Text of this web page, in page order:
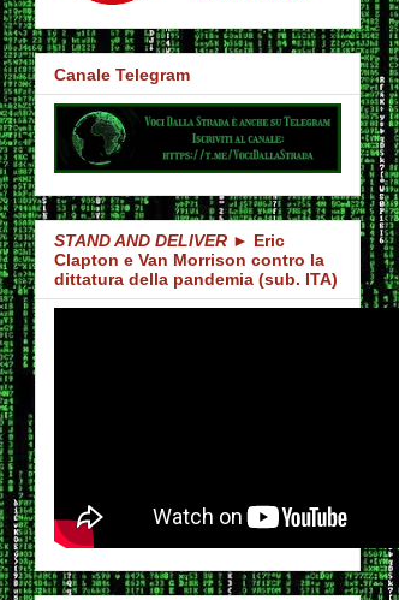
Canale Telegram
STAND AND DELIVER► Eric
Clapton e Van Morrison contro la
dittatura della pandemia (sub. ITA)